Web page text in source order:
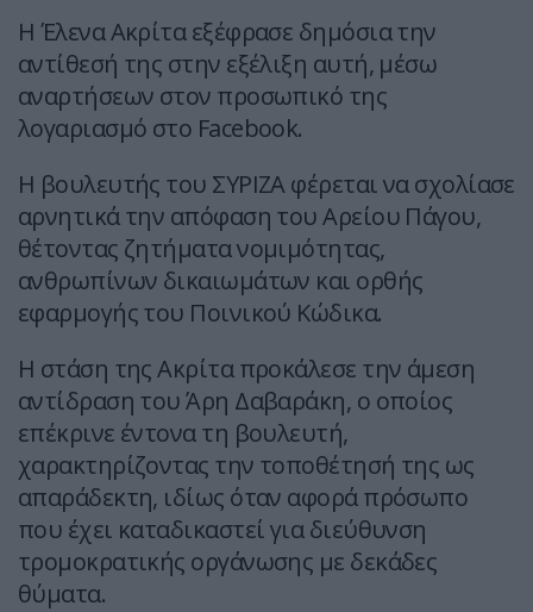
Η Έλενα Ακρίτα εξέφρασε δημόσια την
αντίθεσή της στην εξέλιξη αυτή, μέσω
αναρτήσεων στον προσωπικό της
λογαριασμό στο Facebook.
Η βουλευτής του ΣΥΡΙΖΑ φέρεται να σχολίασε
αρνητικά την απόφαση του Αρείου Πάγου,
θέτοντας ζητήματα νομιμότητας,
ανθρωπίνων δικαιωμάτων και ορθής
εφαρμογής του Ποινικού Κώδικα.
Η στάση της Ακρίτα προκάλεσε την άμεση
αντίδραση του Άρη Δαβαράκη, ο οποίος
επέκρινε έντονα τη βουλευτή,
χαρακτηρίζοντας την τοποθέτησή της ως
απαράδεκτη, ιδίως όταν αφορά πρόσωπο
που έχει καταδικαστεί για διεύθυνση
τρομοκρατικής οργάνωσης με δεκάδες
θύματα.